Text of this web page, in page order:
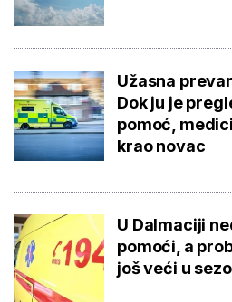
Užasna
Dok ju je
pomoć,
krao novac
U Dalmaciji
pomoći, a
još veći u